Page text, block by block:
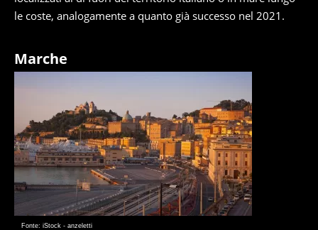
le coste, analogamente a quanto già successo nel 2021.
Marche
Fonte: iStock - anzeletti